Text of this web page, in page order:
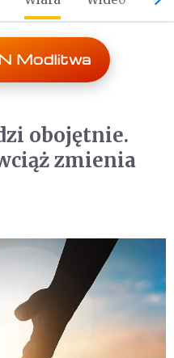
Modlitwa
obojętnie.
zmienia